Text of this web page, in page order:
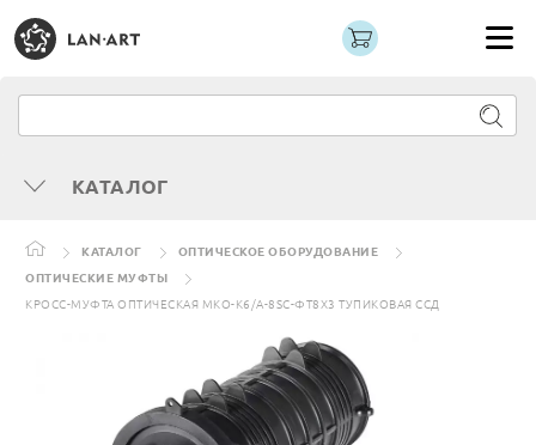
КАТАЛОГ
КАТАЛОГ
ОПТИЧЕСКОЕ ОБОРУДОВАНИЕ
ОПТИЧЕСКИЕ МУФТЫ
КРОСС-МУФТА ОПТИЧЕСКАЯ МКО-К6/А-8SC-ФТ8Х3 ТУПИКОВАЯ ССД